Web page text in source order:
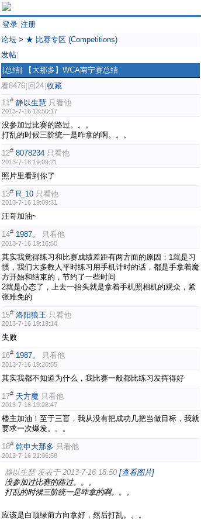
登录 注册
论坛 > ★ 比赛专区 (Competitions)
发帖
[总结]
【大那多】WCA南宁赛总结
看8476 回24 收藏
11# 静以生慧 只看他
2013-7-16 18:50:17
没参加过比赛的路过。。。
打乱的时候三阶统一是咋拿的啊。。。
12# 8078234 只看他
2013-7-16 19:09:21
照片里看到你了
13# R_10 只看他
2013-7-16 19:09:31
汪哥加油~
14# 1987。 只看他
2013-7-16 19:16:50
其实我觉得练习和比赛成绩差距有两方面的原因：1就是习
惯，我们大多数人平时练习用手机计时的话，都是手拿着魔
方开始和结束的，节约了一些时间
2就是心态了，上去一抬头就是拿着手机照相机的观众，紧
张难免的
15# 洛阳狼王 只看他
2013-7-16 19:19:14
失败
16# 1987。 只看他
2013-7-16 19:20:55
其实我都不知道为什么，我比赛一般都比练习发挥得好
17# 天方魔 只看他
2013-7-16 19:28:47
楼主加油！至于三盲，我从没有把成功几把当做目标，我就
要求一次爆发。。。
18# 乾申大那多 只看他
2013-7-16 21:06:58
静以生慧 发表于 2013-7-16 18:50 [查看图片]
没参加过比赛的路过。。。
打乱的时候三阶统一是咋拿的啊。。。
应该是白顶绿前方向拿好，然后打乱。。。